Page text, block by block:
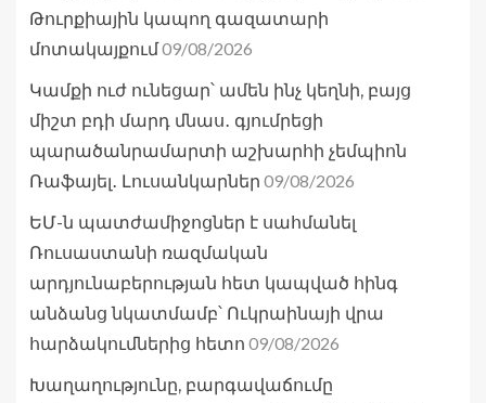
Թուրքիային կապող գազատարի
մոտակայքում09/08/2026
Կամքի ուժ ունեցար՝ ամեն ինչ կեղնի, բայց
միշտ բդի մարդ մնաս․ գյումրեցի
պարածանրամարտի աշխարհի չեմպիոն
Ռաֆայել․ Լուսանկարներ 09/08/2026
ԵՄ-ն պատժամիջոցներ է սահմանել
Ռուսաստանի ռազմական
արդյունաբերության հետ կապված հինգ
անձանց նկատմամբ՝ Ուկրաինայի վրա
հարձակումներից հետո 09/08/2026
Խաղաղությունը, բարգավաճումը